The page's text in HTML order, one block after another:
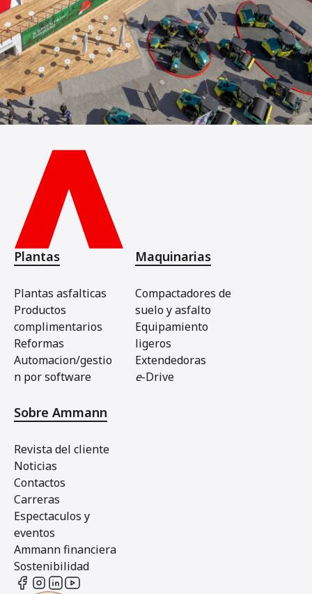
Plantas
Plantas asfalticas
Productos
complimentarios
Reformas
Automacion/gestio
n por software
Maquinarias
Compactadores de
suelo y asfalto
Equipamiento
ligeros
Extendedoras
e-Drive
Sobre Ammann
Revista del cliente
Noticias
Contactos
Carreras
Espectaculos y
eventos
Ammann financiera
Sostenibilidad